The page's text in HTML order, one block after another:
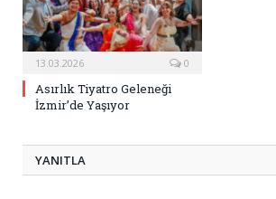
13.03.2026 0
Asırlık Tiyatro Geleneği
İzmir’de Yaşıyor
YANITLA